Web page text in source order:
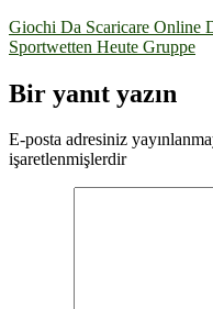
Yazı
gezinmesi
Giochi Da Scaricare Online
Sportwetten Heute Gruppe
Bir yanıt yazın
E-posta adresiniz
işaretlenmişlerdir